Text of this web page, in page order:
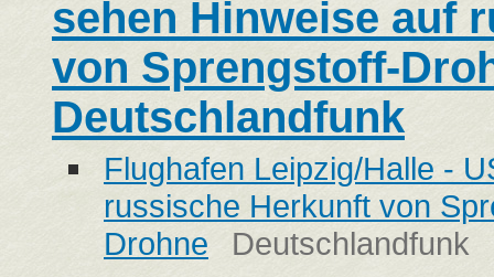
sehen Hinweise auf
von Sprengstoff-
Deutschlandfunk
Flughafen Leipzig/Halle -
russische Herkunft von
Drohne
Deutschlandfunk